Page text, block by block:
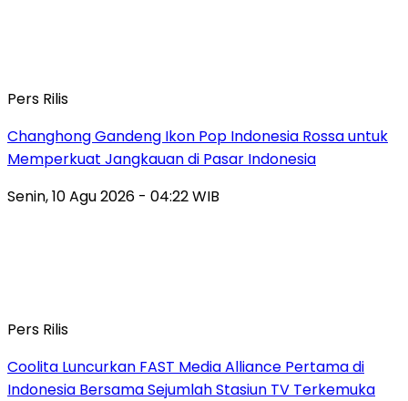
Pers Rilis
Changhong Gandeng Ikon Pop Indonesia Rossa untuk
Memperkuat Jangkauan di Pasar Indonesia
Senin, 10 Agu 2026 - 04:22 WIB
Pers Rilis
Coolita Luncurkan FAST Media Alliance Pertama di
Indonesia Bersama Sejumlah Stasiun TV Terkemuka